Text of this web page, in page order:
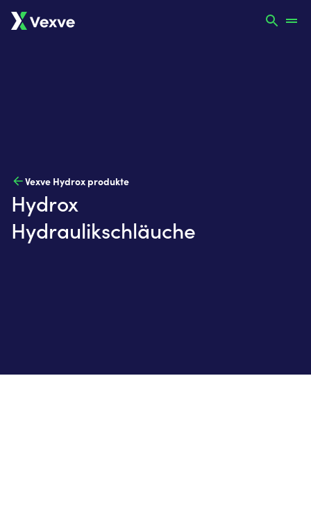
Vexve Hydrox produkte
Hydrox
Hydraulikschläuche